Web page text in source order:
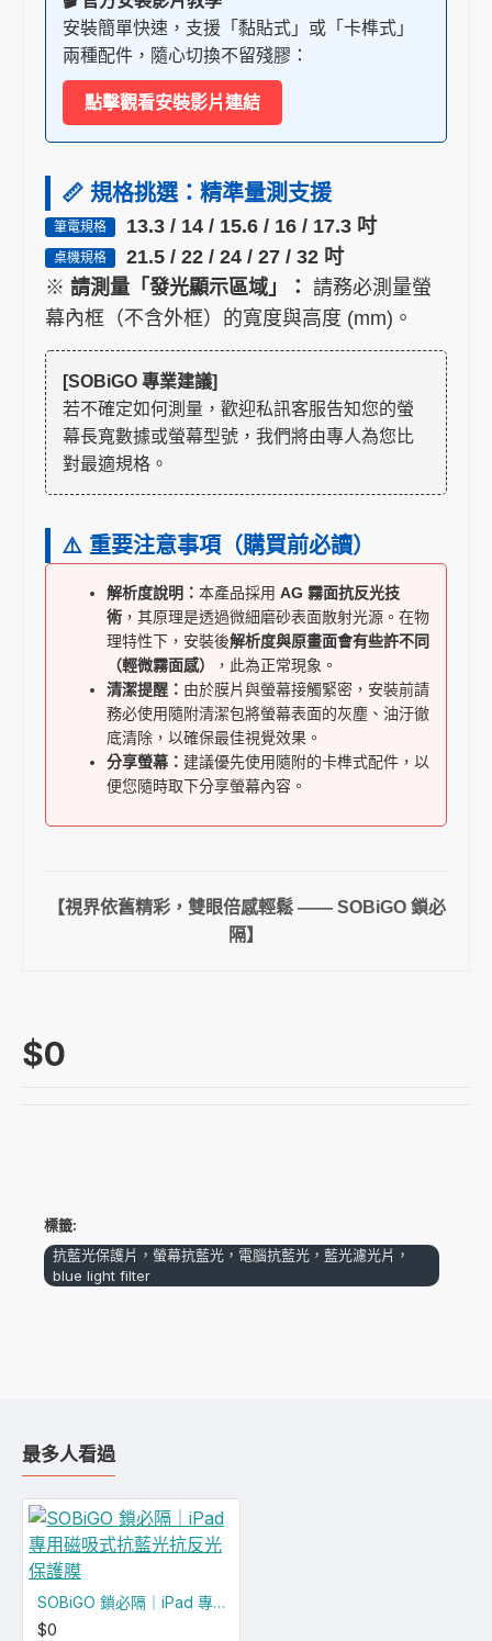
安裝簡單快速，支援「黏貼式」或「卡榫式」
兩種配件，隨心切換不留殘膠：
點擊觀看安裝影片連結
📏 規格挑選：精準量測支援
筆電規格 13.3 / 14 / 15.6 / 16 / 17.3 吋
桌機規格
21.5 / 22 / 24 / 27 / 32 吋
※ 請測量「發光顯示區域」： 請務必測量螢
幕內框（不含外框）的寬度與高度 (mm)。
[SOBiGO 專業建議]
若不確定如何測量，歡迎私訊客服告知您的螢
幕長寬數據或螢幕型號，我們將由專人為您比
對最適規格。
⚠️ 重要注意事項（購買前必讀）
解析度說明： 本產品採用 AG 霧面抗反光技
術 ，其原理是透過微細磨砂表面散射光源。在物
理特性下，安裝後解析度與原畫面會有些許不同
（輕微霧面感）
，此為正常現象。
清潔提醒： 由於膜片與螢幕接觸緊密，安裝前請
務必使用隨附清潔包將螢幕表面的灰塵、油汙徹
底清除，以確保最佳視覺效果。
分享螢幕： 建議優先使用隨附的卡榫式配件，以
便您隨時取下分享螢幕內容。
【視界依舊精彩，雙眼倍感輕鬆 —— SOBiGO 鎖必
隔】
$0
標籤:
抗藍光保護片，螢幕抗藍光，電腦抗藍光，藍光濾光片，
blue light filter
最多人看過
SOBiGO 鎖必隔｜iPad 專用磁吸式抗藍光抗反光保護膜
$0